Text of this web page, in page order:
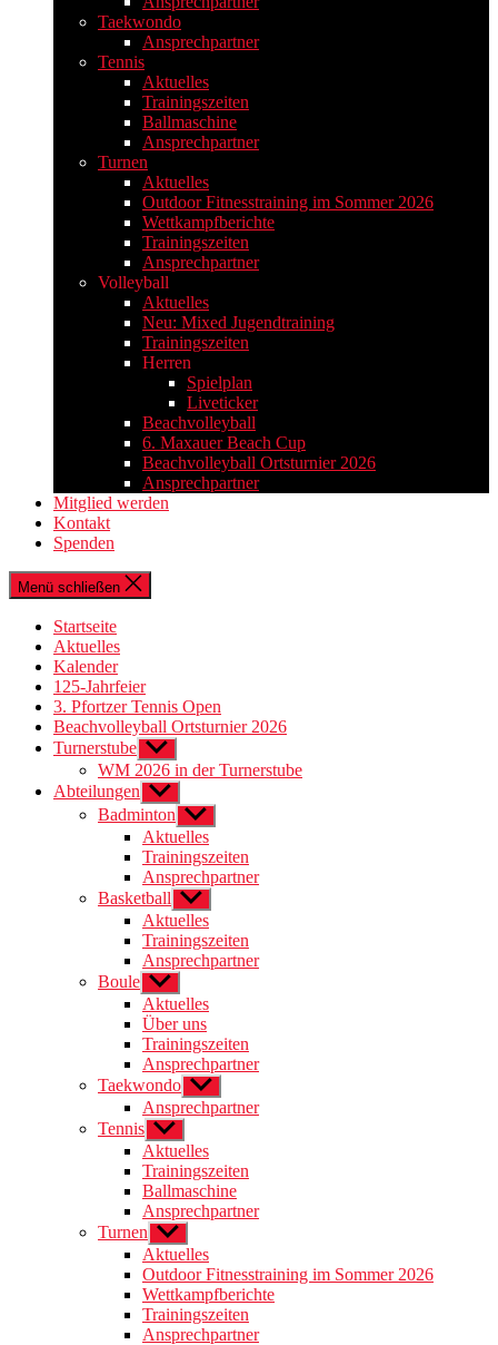
Taekwondo
Ansprechpartner
Tennis
Aktuelles
Trainingszeiten
Ballmaschine
Ansprechpartner
Turnen
Aktuelles
Outdoor Fitnesstraining im Sommer 2026
Wettkampfberichte
Trainingszeiten
Ansprechpartner
Volleyball
Aktuelles
Neu: Mixed Jugendtraining
Trainingszeiten
Herren
Spielplan
Liveticker
Beachvolleyball
6. Maxauer Beach Cup
Beachvolleyball Ortsturnier 2026
Ansprechpartner
Mitglied werden
Kontakt
Spenden
Menü schließen
Startseite
Aktuelles
Kalender
125-Jahrfeier
3. Pfortzer Tennis Open
Beachvolleyball Ortsturnier 2026
Turnerstube Untermenü
anzeigen
WM 2026 in der Turnerstube
Abteilungen Untermenü
anzeigen
Badminton Untermenü
anzeigen
Aktuelles
Trainingszeiten
Ansprechpartner
Basketball Untermenü
anzeigen
Aktuelles
Trainingszeiten
Ansprechpartner
Boule Untermenü
anzeigen
Aktuelles
Über uns
Trainingszeiten
Ansprechpartner
Taekwondo Untermenü
anzeigen
Ansprechpartner
Tennis Untermenü
anzeigen
Aktuelles
Trainingszeiten
Ballmaschine
Ansprechpartner
Turnen Untermenü
anzeigen
Aktuelles
Outdoor Fitnesstraining im Sommer 2026
Wettkampfberichte
Trainingszeiten
Ansprechpartner